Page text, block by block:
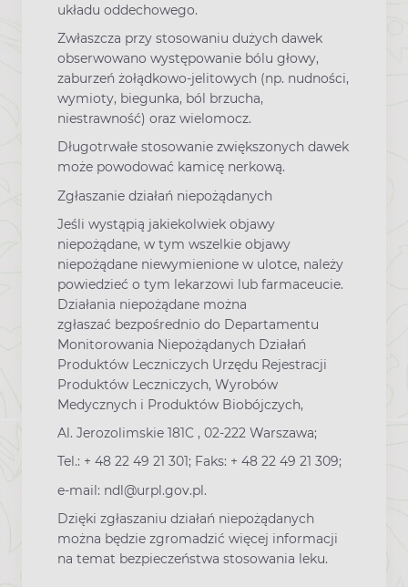
układu oddechowego.
Zwłaszcza przy stosowaniu dużych dawek
obserwowano występowanie bólu głowy,
zaburzeń żołądkowo-jelitowych (np. nudności,
wymioty, biegunka, ból brzucha,
niestrawność) oraz wielomocz.
Długotrwałe stosowanie zwiększonych dawek
może powodować kamicę nerkową.
Zgłaszanie działań niepożądanych
Jeśli wystąpią jakiekolwiek objawy
niepożądane, w tym wszelkie objawy
niepożądane niewymienione w ulotce, należy
powiedzieć o tym lekarzowi lub farmaceucie.
Działania niepożądane można
zgłaszać bezpośrednio do Departamentu
Monitorowania Niepożądanych Działań
Produktów Leczniczych Urzędu Rejestracji
Produktów Leczniczych, Wyrobów
Medycznych i Produktów Biobójczych,
Al. Jerozolimskie 181C , 02-222 Warszawa;
Tel.: + 48 22 49 21 301; Faks: + 48 22 49 21 309;
e-mail: ndl@urpl.gov.pl.
Dzięki zgłaszaniu działań niepożądanych
można będzie zgromadzić więcej informacji
na temat bezpieczeństwa stosowania leku.